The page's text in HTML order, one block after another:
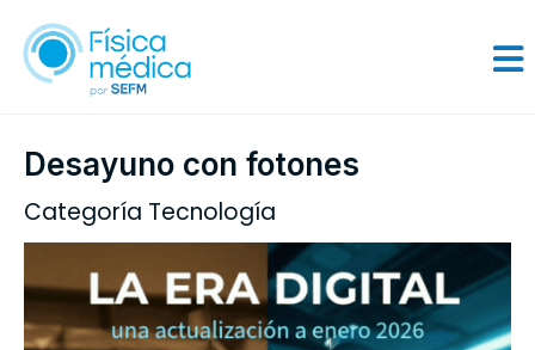
Desayuno con fotones
Categoría Tecnología